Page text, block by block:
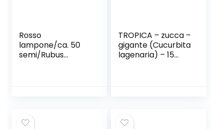
Rosso
lampone/ca. 50
semi/Rubus
TROPICA – zucca –
gigante (Cucurbita
lagenaria) – 15